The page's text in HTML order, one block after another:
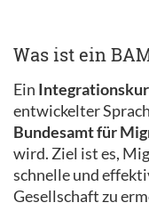
Was ist ein
Ein
entwickelter
Bundesamt für
wird. Ziel ist es,
schnelle und
Gesellschaft zu